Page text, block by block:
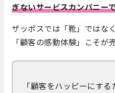
ぎないサービスカンパニー
ザッポスでは「靴」ではな
「顧客の感動体験」こそが
「顧客をハッピーにす